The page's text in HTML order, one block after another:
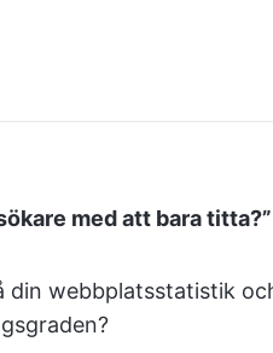
med att bara titta?”
din webbplatsstatistik